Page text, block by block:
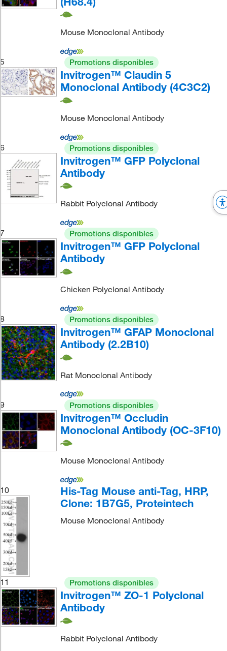
Mouse Monoclonal Antibody
5 Promotions disponibles
Invitrogen™ Claudin 5
Monoclonal Antibody (4C3C2)
Mouse Monoclonal Antibody
6 Promotions disponibles
Invitrogen™ GFP Polyclonal
Antibody
Rabbit Polyclonal Antibody
7 Promotions disponibles
Invitrogen™ GFP Polyclonal
Antibody
Chicken Polyclonal Antibody
8 Promotions disponibles
Invitrogen™ GFAP Monoclonal
Antibody (2.2B10)
Rat Monoclonal Antibody
9 Promotions disponibles
Invitrogen™ Occludin
Monoclonal Antibody (OC-3F10)
Mouse Monoclonal Antibody
10
His-Tag Mouse anti-Tag, HRP,
Clone: 1B7G5, Proteintech
Mouse Monoclonal Antibody
11 Promotions disponibles
Invitrogen™ ZO-1 Polyclonal
Antibody
Rabbit Polyclonal Antibody